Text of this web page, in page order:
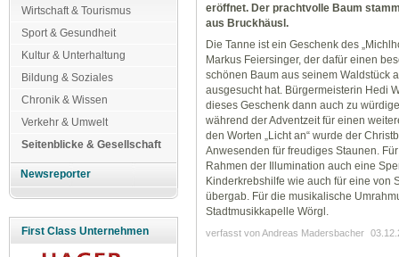
Wirtschaft & Tourismus
Sport & Gesundheit
Kultur & Unterhaltung
Bildung & Soziales
Chronik & Wissen
Verkehr & Umwelt
Seitenblicke & Gesellschaft
Newsreporter
First Class Unternehmen
eröffnet. Der prachtvolle Baum
aus Bruckhäusl.
Die Tanne ist ein Geschenk des
Markus Feiersinger, der dafür einen
schönen Baum aus seinem Waldstück
ausgesucht hat. Bürgermeisterin Hedi
dieses Geschenk dann auch zu
während der Adventzeit für einen
den Worten „Licht an“ wurde der
Anwesenden für freudiges Staunen.
Rahmen der Illumination auch eine
Kinderkrebshilfe wie auch für eine von
übergab. Für die musikalische
Stadtmusikkapelle Wörgl.
verfasst von Andreas Madersbacher